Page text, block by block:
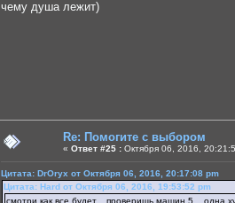
чему душа лежит)
Re: Помогите с выбором
« Ответ #25 : Октября 06, 2016,
Цитата: DrOryx от Октября 06, 2016, 20:17:08 pm
Цитата: Hard от Октября 06, 2016, 19:53:52 pm
смотри как все будет... проверишь машин 5... одна